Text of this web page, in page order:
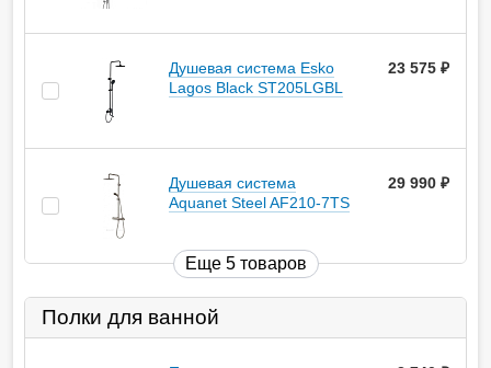
Душевая система Esko
Lagos Black ST205LGBL
23 575
Душевая система
Aquanet Steel AF210-7TS
29 990
Еще 5 товаров
Полки для ванной